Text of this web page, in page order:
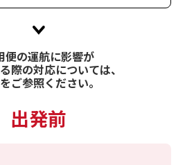
便の運航に影響が
際の対応については、
ご参照ください。
出発前